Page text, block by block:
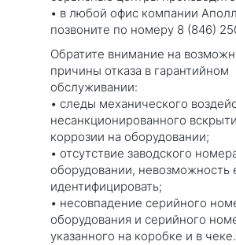
• в любой офис компании
позвоните по номеру 8 (846)
Обратите внимание на
причины отказа в гарантийном
обслуживании:
• следы механического
несанкционированного
коррозии на оборудовании;
• отсутствие заводского
оборудовании, невозможность
идентифицировать;
• несовпадение серийного
оборудования и серийного
указанного на коробке и в чеке.